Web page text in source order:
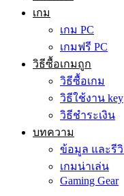
เกม
เกม PC
เกมฟรี PC
วิธีซื้อเกมถูก
วิธีซื้อเกม
วิธีใช้งาน key
วิธีชำระเงิน
บทความ
ข้อมูล และรี
เกมน่าเล่น
Gaming Gear